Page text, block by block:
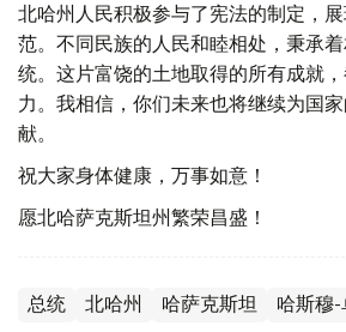
北哈州人民积极参与了宪法的制定，
范。不同民族的人民和睦相处，秉承
统。这片富饶的土地取得的所有成就
力。我相信，你们未来也将继续为国
献。
祝大家身体健康，万事如意！
愿北哈萨克斯坦州繁荣昌盛！
总统 北哈州 哈萨克斯坦 哈斯穆-